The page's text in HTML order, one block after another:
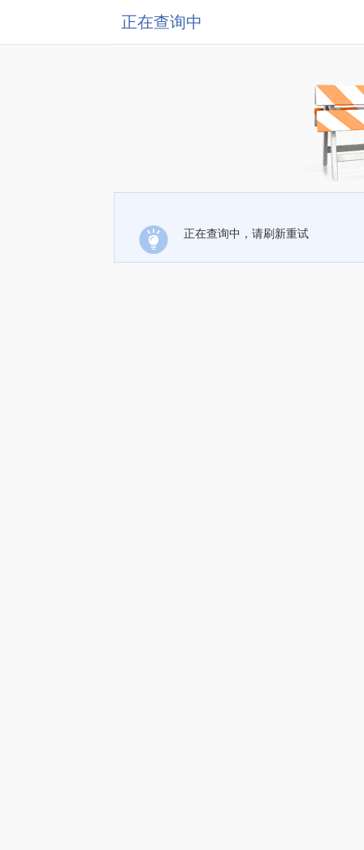
正在查询中
正在查询中，请刷新重试